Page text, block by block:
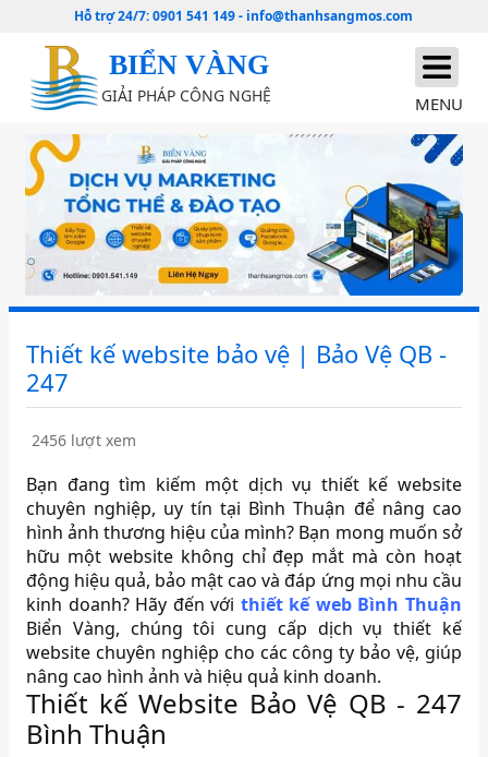
Hỗ trợ 24/7:0901 541 149- info@thanhsangmos.com
BIỂN VÀNG
GIẢI PHÁP CÔNG NGHỆ MENU
Thiết kế website bảo vệ | Bảo Vệ QB -
247
2456 lượt xem
Bạn đang tìm kiếm một dịch vụ thiết kế website
chuyên nghiệp, uy tín tại Bình Thuận để nâng cao
hình ảnh thương hiệu của mình? Bạn mong muốn sở
hữu một website không chỉ đẹp mắt mà còn hoạt
động hiệu quả, bảo mật cao và đáp ứng mọi nhu cầu
kinh doanh? Hãy đến với thiết kế web Bình Thuận
Biển Vàng, chúng tôi cung cấp dịch vụ thiết kế
website chuyên nghiệp cho các công ty bảo vệ, giúp
nâng cao hình ảnh và hiệu quả kinh doanh.
Thiết kế Website Bảo Vệ QB - 247
Bình Thuận